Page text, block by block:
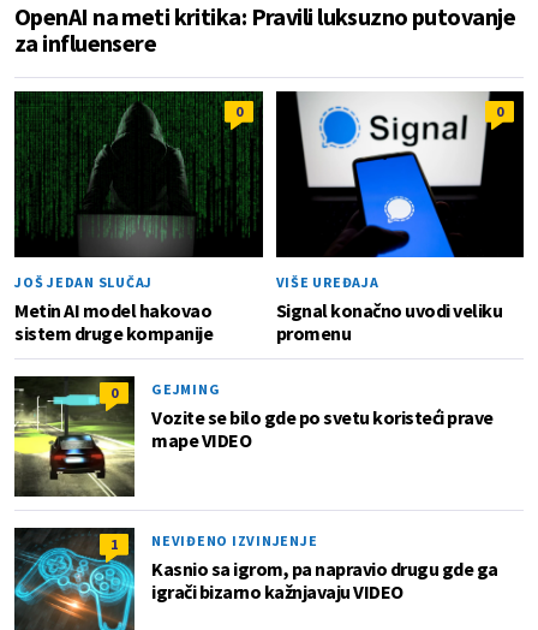
OpenAI na meti kritika: Pravili luksuzno putovanje
za influensere
0
JOŠ JEDAN SLUČAJ
Metin AI model hakovao
sistem druge kompanije
0
VIŠE UREĐAJA
Signal konačno uvodi veliku
promenu
0 GEJMING
Vozite se bilo gde po svetu koristeći prave
mape VIDEO
1 NEVIĐENO IZVINJENJE
Kasnio sa igrom, pa napravio drugu gde ga
igrači bizarno kažnjavaju VIDEO